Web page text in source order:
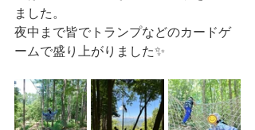
ました。
夜中まで皆でトランプなどのカードゲ
ームで盛り上がりました✨